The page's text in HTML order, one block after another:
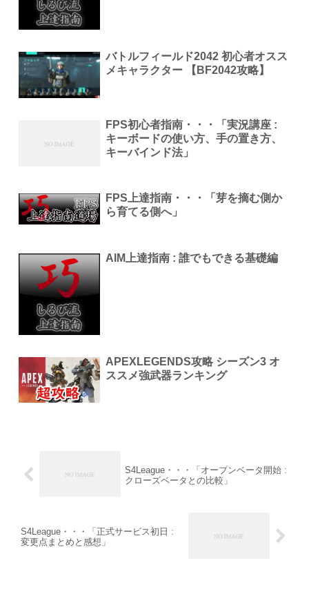
バトルフィールド2042 初心者オスス
メキャラクター 【BF2042攻略】
FPS初心者指南・・・「実況講座 :
キーボードの使い方、手の置き方、
キーバインド法」
FPS上達指南・・・「芽を摘む側か
ら育てる側へ」
AIM上達指南 : 誰でもできる基礎編
APEXLEGENDS攻略 シーズン3 オ
ススメ強武器ランキング
S4League・・・「オープンベータ開始 :
クローズベータとの比較」
S4League・・・「正式サービス初日 :
変更点まとめと感想」